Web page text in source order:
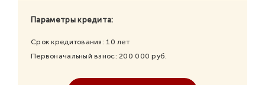
Параметры кредита:
Срок кредитования: 10 лет
Первоначальный взнос: 200 000 руб.